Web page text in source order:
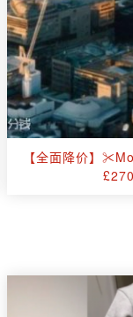
👏CultBeauty全
祖